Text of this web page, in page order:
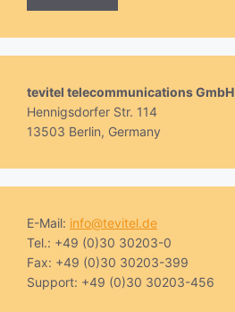
tevitel telecommunications GmbH
Hennigsdorfer Str. 114
13503 Berlin, Germany
E-Mail: info@tevitel.de
Tel.: +49 (0)30 30203-0
Fax: +49 (0)30 30203-399
Support: +49 (0)30 30203-456